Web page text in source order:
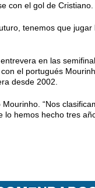
con el gol de Cristiano.
tenemos que
en las
el portugués
desde 2002.
“Nos
hemos hecho tres